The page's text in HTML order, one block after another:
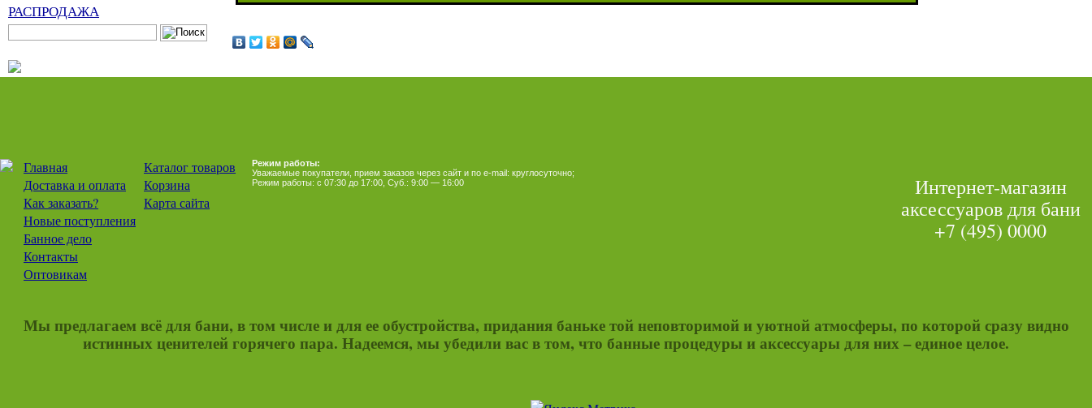
РАСПРОДАЖА
Главная
Доставка и оплата
Как заказать?
Новые поступления
Банное дело
Контакты
Оптовикам
Каталог товаров
Корзина
Карта сайта
Режим работы:
Уважаемые покупатели, прием заказов через сайт и по e-mail: круглосуточно;
Режим работы: с 07:30 до 17:00, Суб.: 9:00 — 16:00
Интернет-магазин
аксессуаров для бани
+7 (495) 0000
Мы предлагаем всё для бани, в том числе и для ее обустройства, придания баньке той неповторимой и уютной атмосферы, по которой сразу видно
истинных ценителей горячего пара. Надеемся, мы убедили вас в том, что банные процедуры и аксессуары для них – единое целое.